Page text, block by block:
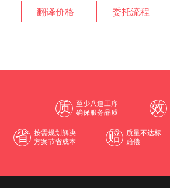
翻译价格 委托流程
质
至少八道工序
确保服务品质
效
省
按需规划解决
方案节省成本
赔
质量不达标
赔偿